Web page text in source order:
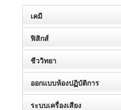
เคมี
ฟิสิกส์
ชีววิทยา
ออกแบบห้องปฏิบัติการ
ระบบเครื่องเสียง